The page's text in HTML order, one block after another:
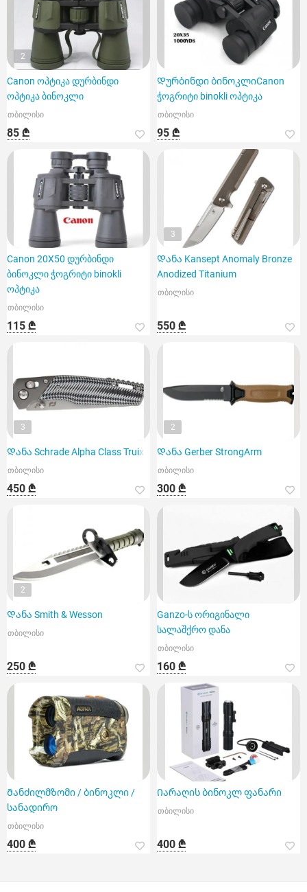
2
Canon ოპტიკა დურბინდი
ოპტიკა ბინოკლი
თბილისი
85 ₾
Დურბინდი ბინოკლიCanon
ჭოგრიტი binokli ოპტიკა
თბილისი
95 ₾
Canon 20X50 დურბინდი
ბინოკლი ჭოგრიტი binokli
ოპტიკა
თბილისი
115 ₾
3
Დანა Kansept Anomaly Bronze
Anodized Titanium
თბილისი
550 ₾
3
Დანა Schrade Alpha Class Truix
თბილისი
450 ₾
2
Დანა Gerber StrongArm
თბილისი
300 ₾
2
Დანა Smith & Wesson
თბილისი
250 ₾
Ganzo-ს ორიგინალი
სალაშქრო დანა
თბილისი
160 ₾
Მანძილმზომი / ბინოკლი /
სანადირო
თბილისი
400 ₾
Იარაღის ბინოკლ ფანარი
თბილისი
400 ₾